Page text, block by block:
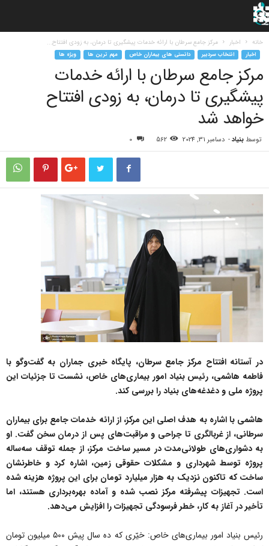
خانه اخبار مرکز جامع سرطان با ارائه خدمات پیشگیری تا درمان، به زودی افتتاح...
اخبار انتخاب سردبیر دانستی های بیماران خاص مهم ترین ها ویژه ها
مرکز جامع سرطان با ارائه خدمات
پیشگیری تا درمان، به زودی افتتاح
خواهد شد
توسط بنیاد- دسامبر 31, 2024 562
0
در آستانه افتتاح مرکز جامع سرطان، پایگاه خبری جماران به گفت‌وگو با
فاطمه هاشمی، رئیس بنیاد امور بیماری‌های خاص، نشست تا جزئیات این
پروژه ملی و دغدغه‌های بنیاد را بررسی کند.
هاشمی با اشاره به هدف اصلی این مرکز، از ارائه خدمات جامع برای بیماران
سرطانی، از غربالگری تا جراحی و مراقبت‌های پس از درمان سخن گفت. او
به دشواری‌های طولانی‌مدت در مسیر ساخت مرکز، از جمله توقف سه‌ساله
پروژه توسط شهرداری و مشکلات حقوقی زمین، اشاره کرد و خاطرنشان
ساخت که تاکنون نزدیک به هزار میلیارد تومان برای این پروژه هزینه شده
است. تجهیزات پیشرفته مرکز نصب شده و آماده بهره‌برداری هستند، اما
تأخیر در آغاز به کار، خطر فرسودگی تجهیزات را افزایش می‌دهد.
رئیس بنیاد امور بیماری‌های خاص: خیّری که ده سال پیش ۵۰۰ میلیون تومان